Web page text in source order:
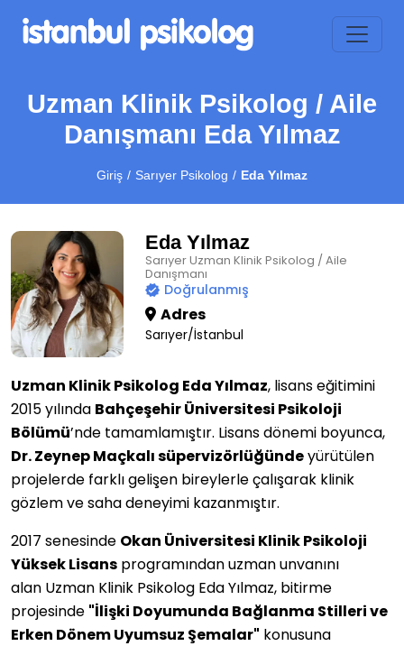
Uzman Klinik Psikolog / Aile
Danışmanı Eda Yılmaz
Giriş Sarıyer Psikolog Eda Yılmaz
Eda Yılmaz
Sarıyer Uzman Klinik Psikolog / Aile
Danışmanı
Doğrulanmış
Adres
Sarıyer/İstanbul
Uzman Klinik Psikolog Eda Yılmaz, lisans eğitimini
2015 yılında Bahçeşehir Üniversitesi Psikoloji
Bölümü’nde tamamlamıştır. Lisans dönemi boyunca,
Dr. Zeynep Maçkalı süpervizörlüğünde yürütülen
projelerde farklı gelişen bireylerle çalışarak klinik
gözlem ve saha deneyimi kazanmıştır.
2017 senesinde Okan Üniversitesi Klinik Psikoloji
Yüksek Lisans programından uzman unvanını
alan Uzman Klinik Psikolog Eda Yılmaz, bitirme
projesinde "İlişki Doyumunda Bağlanma Stilleri ve
Erken Dönem Uyumsuz Şemalar" konusuna